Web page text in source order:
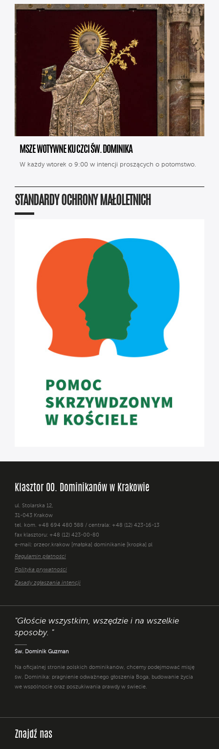
MSZE WOTYWNE KU CZCI ŚW. DOMINIKA
W każdy wtorek o 9:00 w intencji proszących o potomstwo.
STANDARDY OCHRONY MAŁOLETNICH
Klasztor OO. Dominikanów w Krakowie
ul. Stolarska 12,
31-043 Kraków
tel. kom. +48 694 480 588 / centrala: +48 (12) 423-16-13
fax klasztoru: +48 (12) 423-00-80
e-mail: przeor.krakow [małpka] dominikanie [kropka] pl
Regulamin płatności
Polityka prywatności
Zasady zgłaszania intencji
"Głoście wszystkim, wszędzie i na wszelkie
sposoby. "
Św. Dominik Guzman
Na oficjalnej stronie polskich dominikanów, chcemy podejmować misję
św. Dominika: pragnienie odważnego głoszenia Boga, budowanie życia
we wspólnocie oraz poszukiwania prawdy w świecie.
Znajdź nas